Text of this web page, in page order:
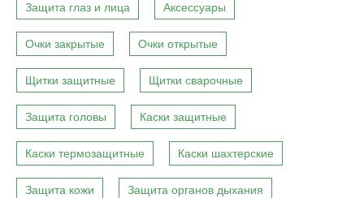
Защита глаз и лица Аксессуары
Очки закрытые Очки открытые
Щитки защитные Щитки сварочные
Защита головы Каски защитные
Каски термозащитные Каски шахтерские
Защита кожи Защита органов дыхания